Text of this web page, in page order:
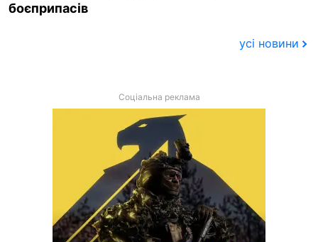
боєприпасів
усі новини
Соціальна реклама